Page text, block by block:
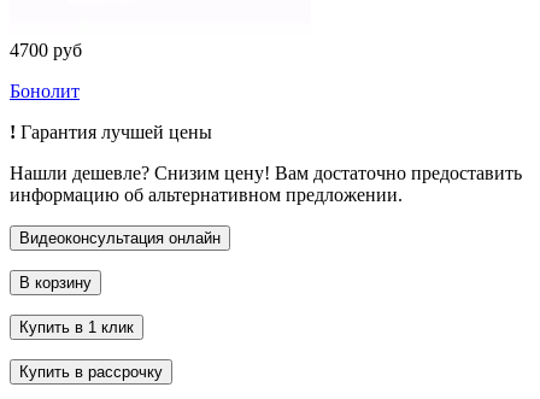
4700 руб
Бонолит
! Гарантия лучшей цены
Нашли дешевле? Снизим цену! Вам достаточно предоставить
информацию об альтернативном предложении.